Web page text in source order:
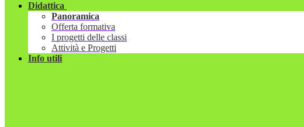
Didattica
Panoramica
Offerta formativa
I progetti delle classi
Attività e Progetti
Info utili